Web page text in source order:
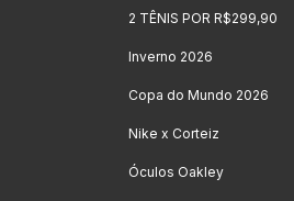
2 TÊNIS POR R$299,90
Inverno 2026
Copa do Mundo 2026
Nike x Corteiz
Óculos Oakley